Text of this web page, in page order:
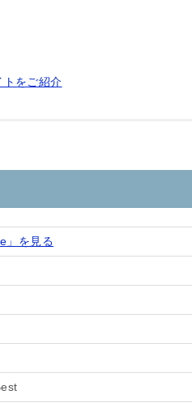
トをご紹介
」を見る